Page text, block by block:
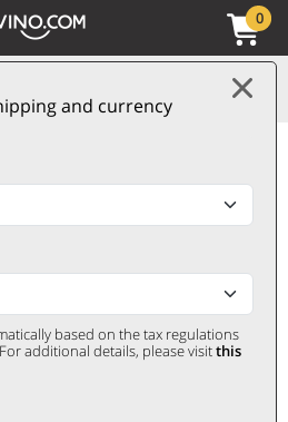
and currency
based on the tax regulations
additional details, please visitthis
0
AOC
2022